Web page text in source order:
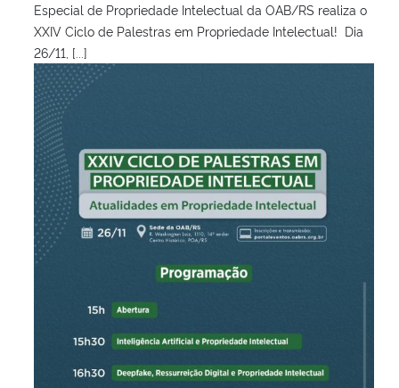
Especial de Propriedade Intelectual da OAB/RS realiza o
XXIV Ciclo de Palestras em Propriedade Intelectual! Dia
26/11, [...]